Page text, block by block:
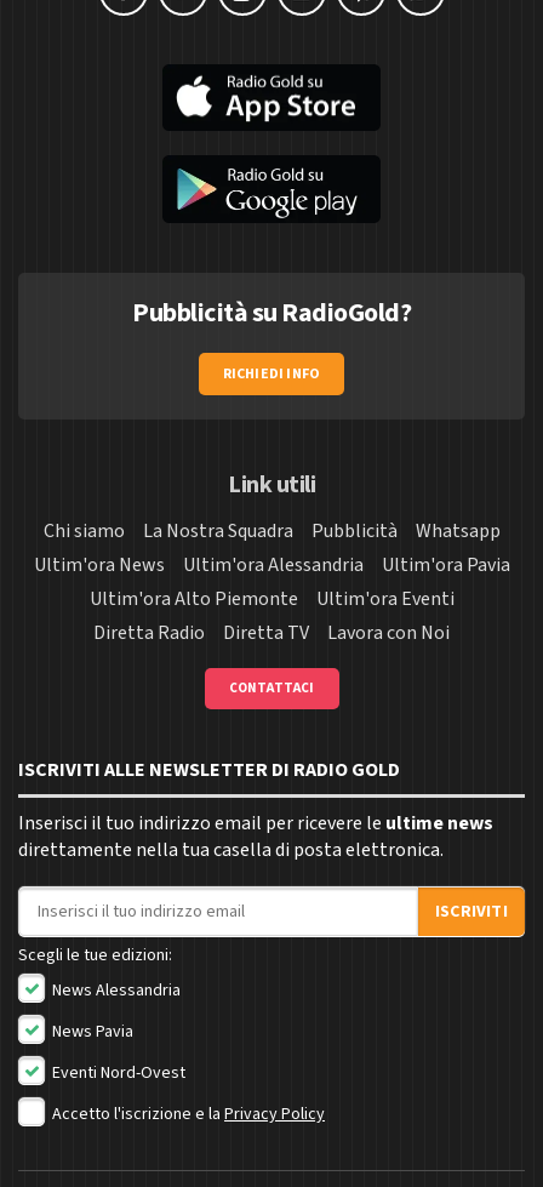
Pubblicità su RadioGold?
RICHIEDI INFO
Link utili
Chi siamo La Nostra Squadra Pubblicità
Whatsapp
Ultim'ora News
Ultim'ora Alessandria
Ultim'ora Pavia
Ultim'ora Alto Piemonte
Ultim'ora Eventi
Diretta Radio
Diretta TV Lavora con Noi
CONTATTACI
ISCRIVITI ALLE NEWSLETTER DI RADIO GOLD
Inserisci il tuo indirizzo email per ricevere le ultime news
direttamente nella tua casella di posta elettronica.
Indirizzo email
ISCRIVITI
Scegli le tue edizioni:
News Alessandria
News Pavia
Eventi Nord-Ovest
Accetto l'iscrizione e la Privacy Policy